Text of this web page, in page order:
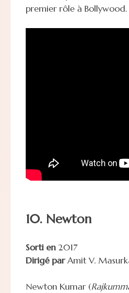
premier rôle à Bollywood.
10. Newton
Sorti en2017
Dirigé parAmit V.
Newton Kumar (